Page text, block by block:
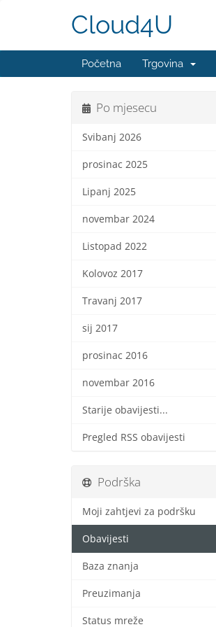
Cloud4U
Početna Trgovina
Po mjesecu
Svibanj 2026
prosinac 2025
Lipanj 2025
novembar 2024
Listopad 2022
Kolovoz 2017
Travanj 2017
sij 2017
prosinac 2016
novembar 2016
Starije obavijesti...
Pregled RSS obavijesti
Podrška
Moji zahtjevi za podršku
Obavijesti
Baza znanja
Preuzimanja
Status mreže